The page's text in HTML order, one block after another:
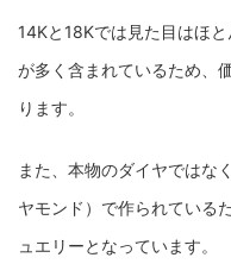
14Kと18Kでは見た目はほ
が多く含まれているため、
ります。
また、本物のダイヤではな
ヤモンド）で作られている
ュエリーとなっています。